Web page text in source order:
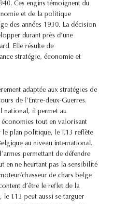
Ces engins témoignent du
et de la politique
des années 1930. La décision
durant près d’une
Elle résulte de
stratégie, économie et
adaptée aux stratégies de
de l’Entre-deux-Guerres.
national, il permet au
économies tout en valorisant
le plan politique, le T.13 reflète
au niveau international.
permettant de défendre
en ne heurtant pas la sensibilité
chasseur de chars belge
d’être le reflet de la
T.13 peut aussi se targuer